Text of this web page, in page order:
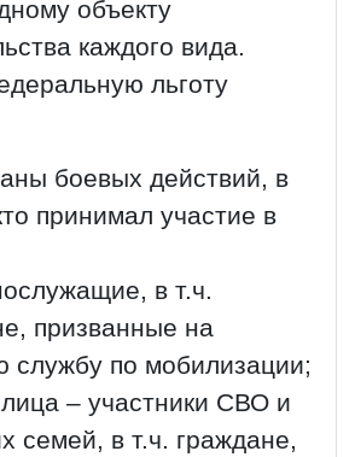
объекту
каждого вида.
льготу
боевых действий, в
принимал участие в
в т.ч.
призванные на
службу по мобилизации;
– участники СВО и
семей, в т.ч. граждане,